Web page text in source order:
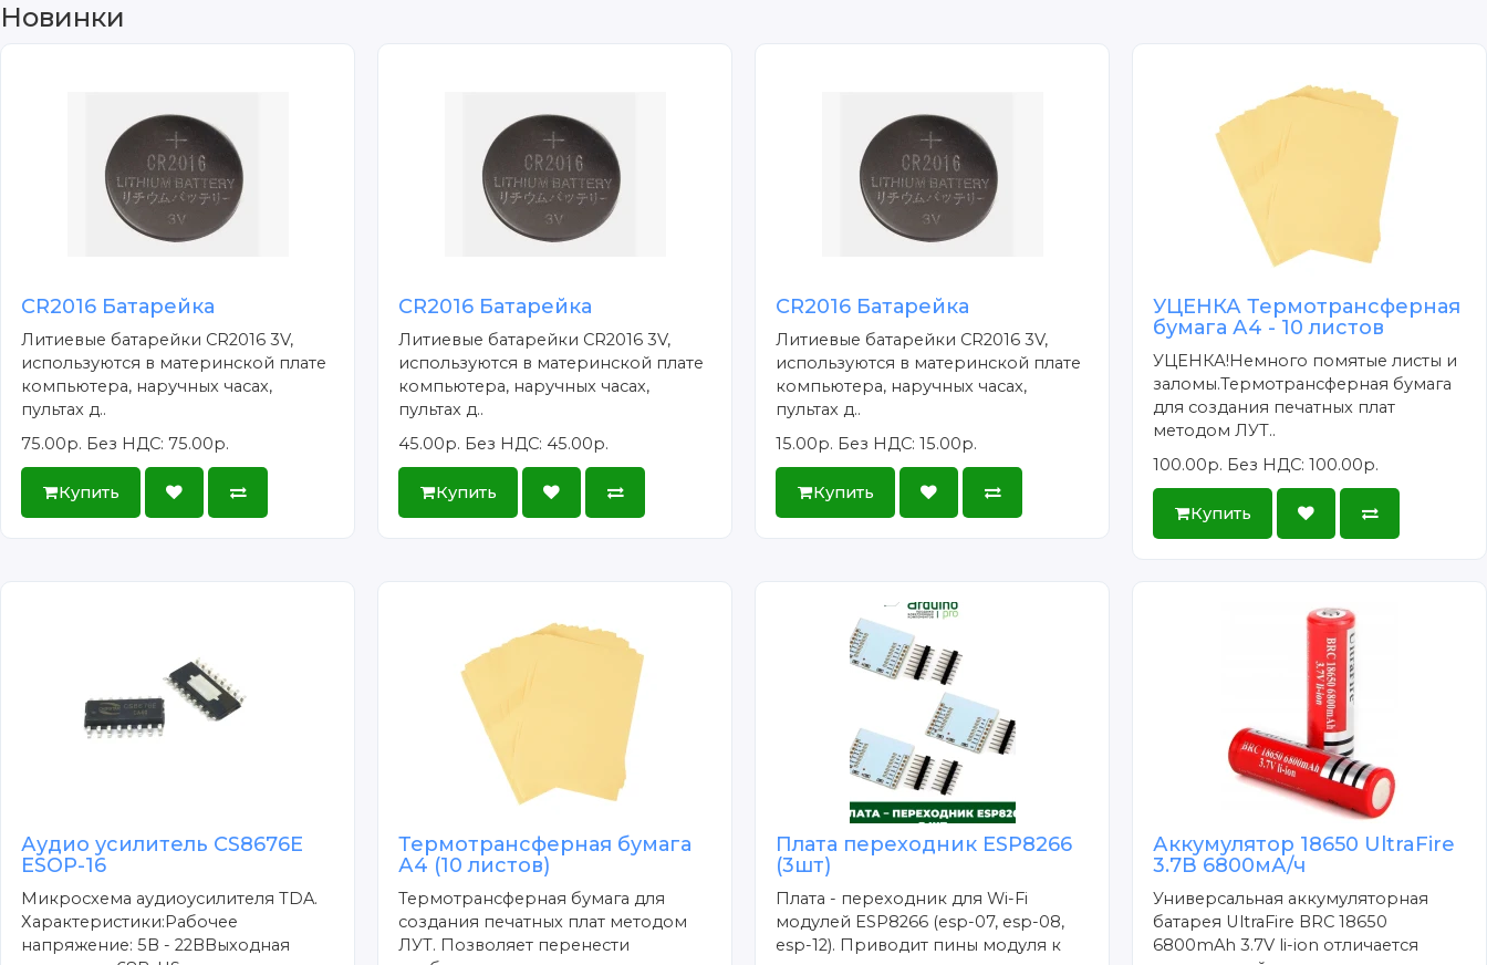
Новинки
CR2016 Батарейка
Литиевые батарейки CR2016 3V,
используются в материнской плате
компьютера, наручных часах,
пультах д..
75.00р. Без НДС: 75.00р.
Купить
CR2016 Батарейка
Литиевые батарейки CR2016 3V,
используются в материнской плате
компьютера, наручных часах,
пультах д..
45.00р. Без НДС: 45.00р.
Купить
CR2016 Батарейка
Литиевые батарейки CR2016 3V,
используются в материнской плате
компьютера, наручных часах,
пультах д..
15.00р. Без НДС: 15.00р.
Купить
УЦЕНКА Термотрансферная
бумага А4 - 10 листов
УЦЕНКА!Немного помятые листы и
заломы.Термотрансферная бумага
для создания печатных плат
методом ЛУТ..
100.00р. Без НДС: 100.00р.
Купить
Аудио усилитель CS8676E
ESOP-16
Микросхема аудиоусилителя TDA.
Характеристики:Рабочее
напряжение: 5В - 22ВВыходная
Термотрансферная бумага
А4 (10 листов)
Термотрансферная бумага для
создания печатных плат методом
ЛУТ. Позволяет перенести
Плата переходник ESP8266
(3шт)
Плата - переходник для Wi-Fi
модулей ESP8266 (esp-07, esp-08,
esp-12). Приводит пины модуля к
Аккумулятор 18650 UltraFire
3.7В 6800мА/ч
Универсальная аккумуляторная
батарея UltraFire BRC 18650
6800mAh 3.7V li-ion отличается